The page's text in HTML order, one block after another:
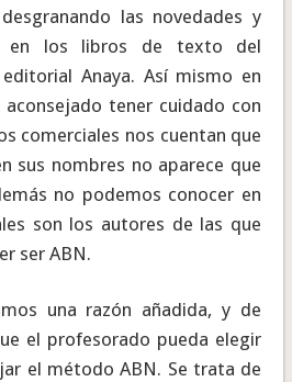
las novedades y
en los libros de texto del
Anaya. Así mismo en
tener cuidado con
comerciales nos cuentan que
sus nombres no aparece que
no podemos conocer en
son los autores de las que
ser ABN.
una razón añadida, y de
el profesorado pueda elegir
el método ABN. Se trata de